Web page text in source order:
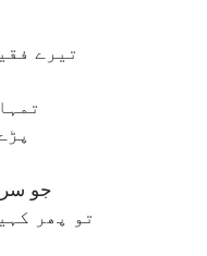
تیرے
جو سر
تو پھر